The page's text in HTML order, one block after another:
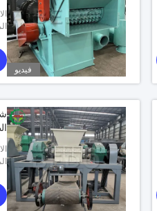
فيديو